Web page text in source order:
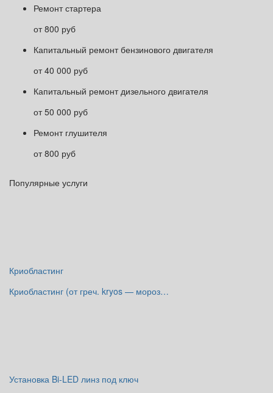
Ремонт стартера
от 800 руб
Капитальный ремонт бензинового двигателя
от 40 000 руб
Капитальный ремонт дизельного двигателя
от 50 000 руб
Ремонт глушителя
от 800 руб
Популярные услуги
Криобластинг
Криобластинг (от греч. kryos — мороз…
Установка Bi-LED линз под ключ